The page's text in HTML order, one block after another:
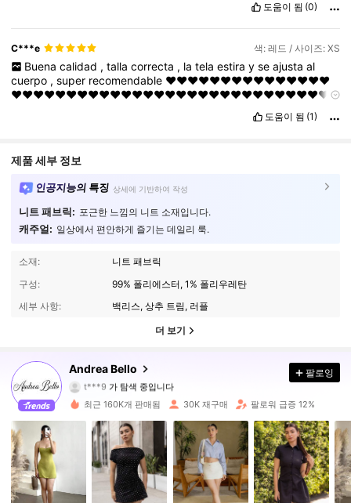
도움이 됨 (0)
C***e 색: 레드 / 사이즈: XS
Buena calidad , talla correcta , la tela estira y se ajusta al
cuerpo ,super recomendable ❤️❤️❤️❤️❤️❤️❤️❤️❤️❤️❤️❤️❤️❤️❤️
❤️❤️❤️❤️❤️❤️❤️❤️❤️❤️❤️❤️❤️❤️❤️❤️❤️❤️❤️❤️❤️❤️❤️❤️❤️❤️❤️❤️❤️
도움이 됨 (1)
제품 세부 정보
인공지능의 특징 상세에 기반하여 작성
니트 패브릭: 포근한 느낌의 니트 소재입니다.
캐주얼: 일상에서 편안하게 즐기는 데일리 룩.
소재:
니트 패브릭
구성:
99% 폴리에스터, 1% 폴리우레탄
세부 사항:
백리스, 상추 트림, 러플
더 보기
Andrea Bello
t***9가 탐색 중입니다
4.89
82K 팔로워
4.89 82K 팔로워
4.89 82K 팔로워
4.89 82K 팔로워
팔로잉
최근 160K개 판매됨 30K 재구매 팔로워 급증 12%